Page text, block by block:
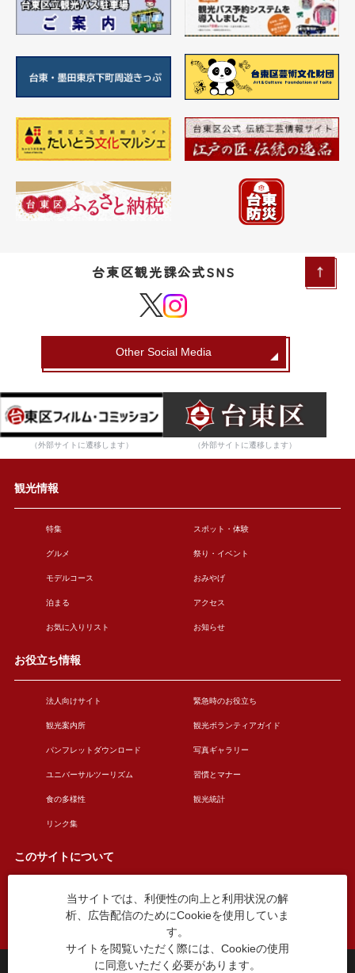
台東区観光課公式SNS
Other Social Media
（外部サイトに遷移します） （外部サイトに遷移します）
観光情報
特集 スポット・体験
グルメ 祭り・イベント
モデルコース おみやげ
泊まる アクセス
お気に入りリスト お知らせ
お役立ち情報
法人向けサイト 緊急時のお役立ち
観光案内所 観光ボランティアガイド
パンフレットダウンロード 写真ギャラリー
ユニバーサルツーリズム 習慣とマナー
食の多様性 観光統計
リンク集
このサイトについて
このサイトについて 広告掲載について
お問い合わせ
台東区役所観光課
当サイトでは、利便性の向上と利用状況の解
析、広告配信のためにCookieを使用していま
す。
サイトを閲覧いただく際には、Cookieの使用
に同意いただく必要があります。